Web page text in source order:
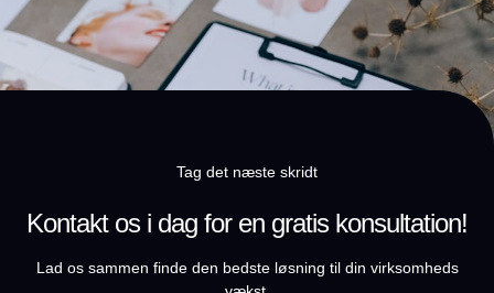
Tag det næste skridt
Kontakt os i dag for en gratis konsultation!
Lad os sammen finde den bedste løsning til din virksomheds